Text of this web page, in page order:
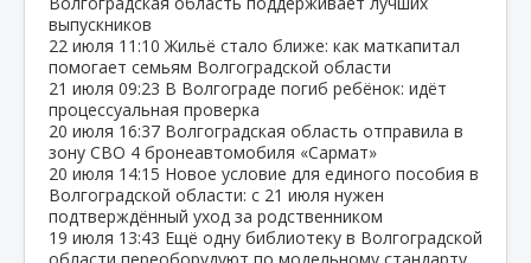
выпускников
22 июля 11:10 Жильё стало ближе: как маткапитал
помогает семьям Волгоградской области
21 июля 09:23 В Волгограде погиб ребёнок: идёт
процессуальная проверка
20 июля 16:37 Волгоградская область отправила в
зону СВО 4 бронеавтомобиля «Сармат»
20 июля 14:15 Новое условие для единого пособия в
Волгоградской области: с 21 июля нужен
подтверждённый уход за родственником
19 июля 13:43 Ещё одну библиотеку в Волгоградской